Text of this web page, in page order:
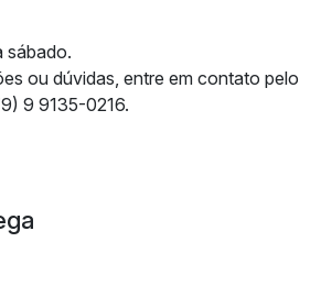
sábado.
ou dúvidas, entre em contato pelo
9 9135-0216.